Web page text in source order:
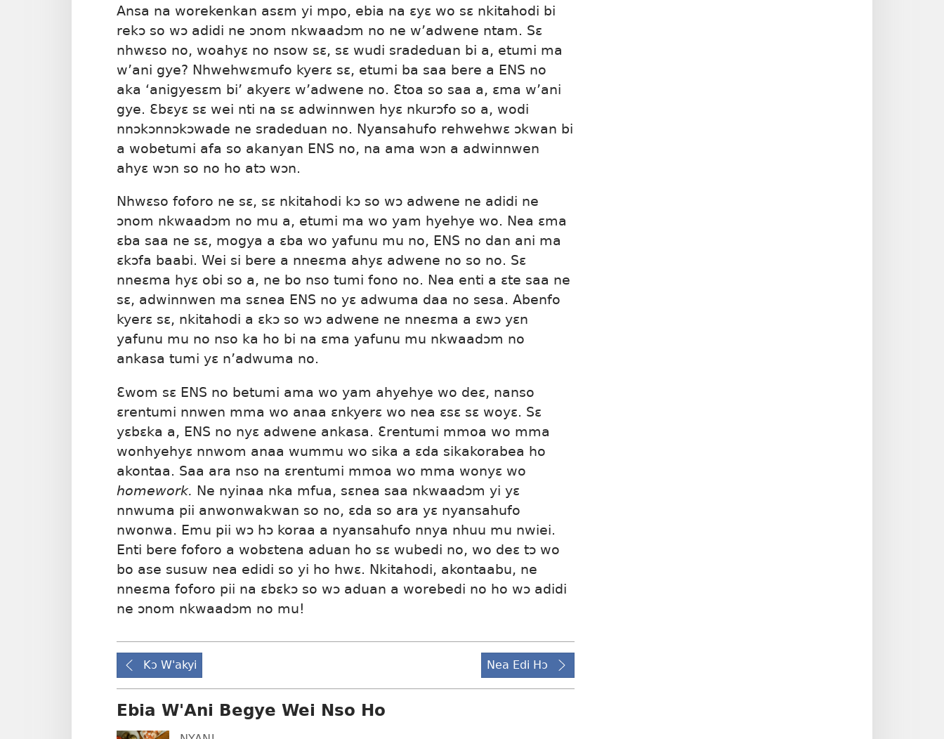
Ansa na worekenkan asɛm yi mpo, ebia na ɛyɛ wo sɛ nkitahodi bi
rekɔ so wɔ adidi ne ɔnom nkwaadɔm no ne w’adwene ntam. Sɛ
nhwɛso no, woahyɛ no nsow sɛ, sɛ wudi sradeduan bi a, etumi ma
w’ani gye? Nhwehwɛmufo kyerɛ sɛ, etumi ba saa bere a ENS no
aka ‘anigyesɛm bi’ akyerɛ w’adwene no. Ɛtoa so saa a, ɛma w’ani
gye. Ɛbɛyɛ sɛ wei nti na sɛ adwinnwen hyɛ nkurɔfo so a, wodi
nnɔkɔnnɔkɔwade ne sradeduan no. Nyansahufo rehwehwɛ ɔkwan bi
a wobetumi afa so akanyan ENS no, na ama wɔn a adwinnwen
ahyɛ wɔn so no ho atɔ wɔn.
Nhwɛso foforo ne sɛ, sɛ nkitahodi kɔ so wɔ adwene ne adidi ne
ɔnom nkwaadɔm no mu a, etumi ma wo yam hyehye wo. Nea ɛma
ɛba saa ne sɛ, mogya a ɛba wo yafunu mu no, ENS no dan ani ma
ɛkɔfa baabi. Wei si bere a nneɛma ahyɛ adwene no so no. Sɛ
nneɛma hyɛ obi so a, ne bo nso tumi fono no. Nea enti a ɛte saa ne
sɛ, adwinnwen ma sɛnea ENS no yɛ adwuma daa no sesa. Abenfo
kyerɛ sɛ, nkitahodi a ɛkɔ so wɔ adwene ne nneɛma a ɛwɔ yɛn
yafunu mu no nso ka ho bi na ɛma yafunu mu nkwaadɔm no
ankasa tumi yɛ n’adwuma no.
Ɛwom sɛ ENS no betumi ama wo yam ahyehye wo deɛ, nanso
ɛrentumi nnwen mma wo anaa ɛnkyerɛ wo nea ɛsɛ sɛ woyɛ. Sɛ
yɛbɛka a, ENS no nyɛ adwene ankasa. Ɛrentumi mmoa wo mma
wonhyehyɛ nnwom anaa wummu wo sika a ɛda sikakorabea ho
akontaa. Saa ara nso na ɛrentumi mmoa wo mma wonyɛ wo
homework. Ne nyinaa nka mfua, sɛnea saa nkwaadɔm yi yɛ
nnwuma pii anwonwakwan so no, ɛda so ara yɛ nyansahufo
nwonwa. Emu pii wɔ hɔ koraa a nyansahufo nnya nhuu mu nwiei.
Enti bere foforo a wobɛtena aduan ho sɛ wubedi no, wo deɛ tɔ wo
bo ase susuw nea edidi so yi ho hwɛ. Nkitahodi, akontaabu, ne
nneɛma foforo pii na ɛbɛkɔ so wɔ aduan a worebedi no ho wɔ adidi
ne ɔnom nkwaadɔm no mu!
Kɔ W'akyi Nea Edi Hɔ
Ebia W'Ani Begye Wei Nso Ho